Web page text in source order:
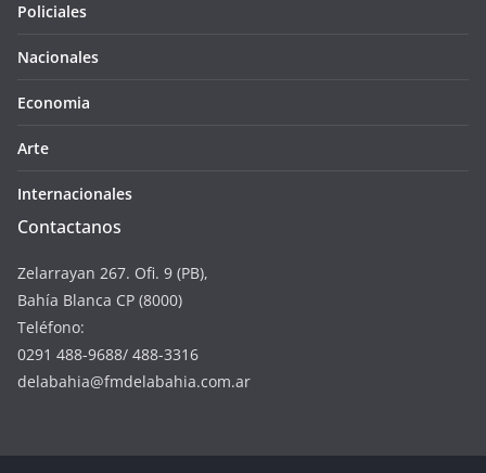
Policiales
Nacionales
Economia
Arte
Internacionales
Contactanos
Zelarrayan 267. Ofi. 9 (PB),
Bahía Blanca CP (8000)
Teléfono:
0291 488-9688/ 488-3316
delabahia@fmdelabahia.com.ar